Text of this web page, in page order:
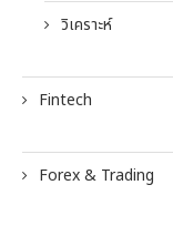
วิเคราะห์
Fintech
Forex & Trading